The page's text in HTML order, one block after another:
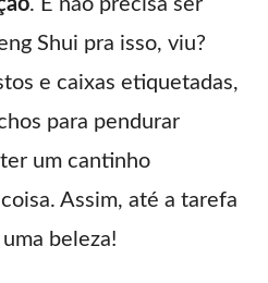
Shui pra isso, viu?
e caixas etiquetadas,
para pendurar
um cantinho
Assim, até a tarefa
beleza!